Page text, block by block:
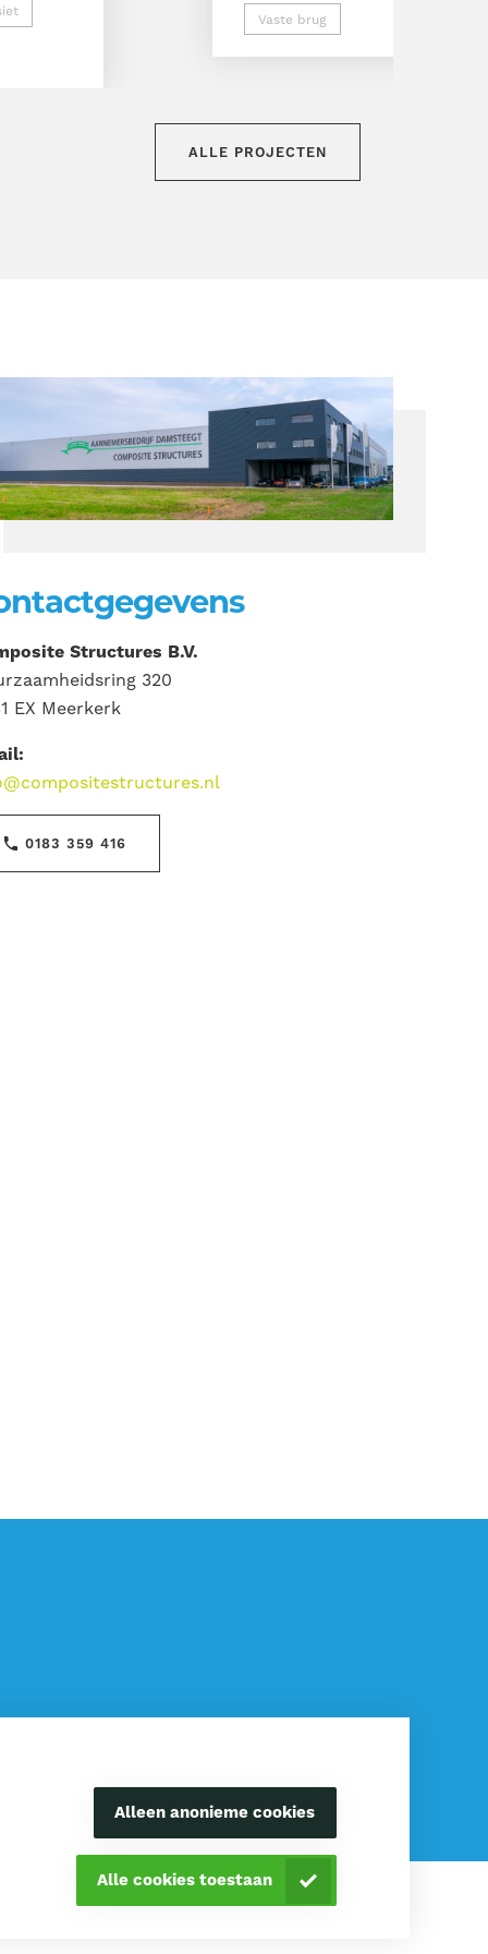
Alleen anonieme cookies
Alle cookies toestaan
Vaste brug
ALLE PROJECTEN
Structures B.V.
320
EX Meerkerk
0183 359 416